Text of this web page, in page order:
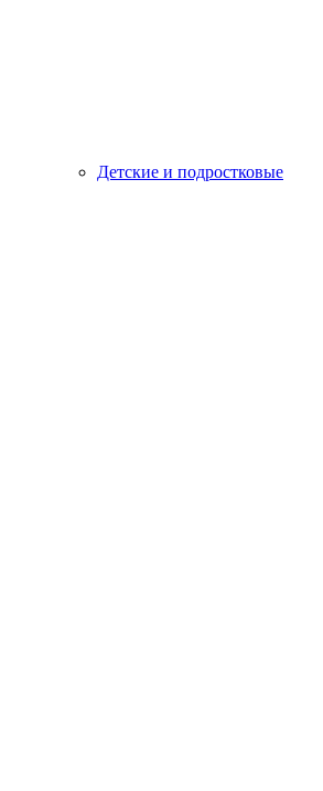
Детские и подростковые